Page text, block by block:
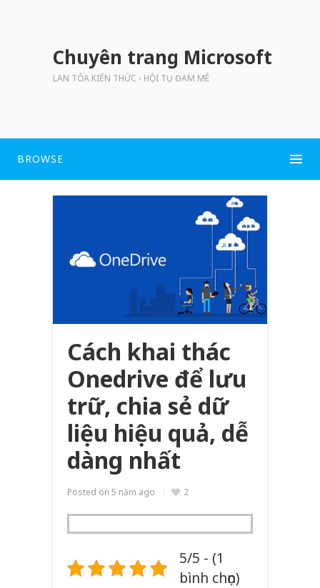
Chuyên trang Microsoft
LAN TỎA KIẾN THỨC - HỘI TỤ ĐAM MÊ
BROWSE
Cách khai thác
Onedrive để lưu
trữ, chia sẻ dữ
liệu hiệu quả, dễ
dàng nhất
Posted on 5 năm ago 2
5/5 - (1
bình chọn)